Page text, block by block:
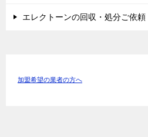
エレクトーンの回収・処分ご依
加盟希望の業者の方へ